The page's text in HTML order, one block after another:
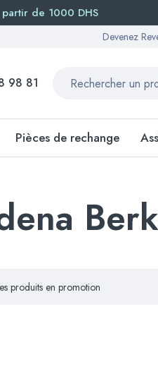
de 1000 DHS
Devenez
98 81
Pièces de rechange
produits en promotion